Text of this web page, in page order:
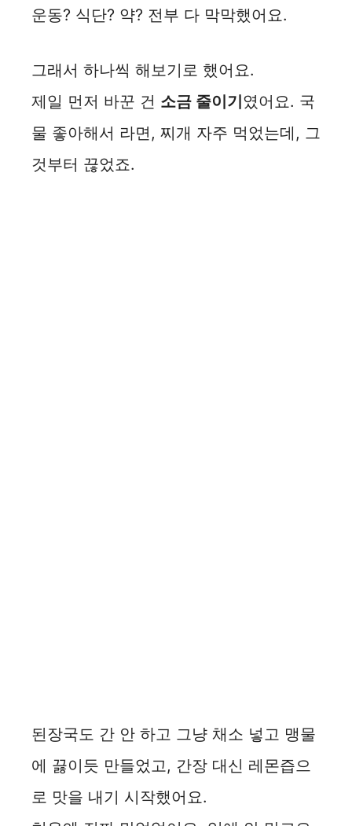
운동? 식단? 약? 전부 다 막막했어요.
그래서 하나씩 해보기로 했어요.
제일 먼저 바꾼 건 소금 줄이기였어요. 국
물 좋아해서 라면, 찌개 자주 먹었는데, 그
것부터 끊었죠.
된장국도 간 안 하고 그냥 채소 넣고 맹물
에 끓이듯 만들었고, 간장 대신 레몬즙으
로 맛을 내기 시작했어요.